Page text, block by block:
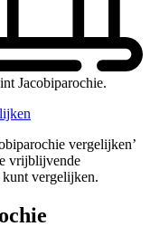
Jacobiparochie.
vergelijken’
vrijblijvende
kunt vergelijken.